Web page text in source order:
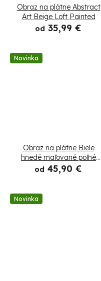
Obraz na plátne Abstract
Art Beige Loft Painted
od 35,99 €
Novinka
Obraz na plátne Biele
hnedé maľované poľné
kvety
od 45,90 €
Novinka